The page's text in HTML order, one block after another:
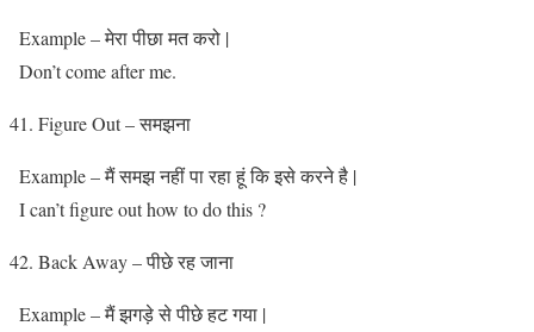
Example – मेरा पीछा मत करो |
Don’t come after me.
Figure Out – समझना
Example – मैं समझ नहीं पा रहा हूं कि इसे करने है |
I can’t figure out how to do this ?
Back Away – पीछे रह जाना
Example – मैं झगड़े से पीछे हट गया |